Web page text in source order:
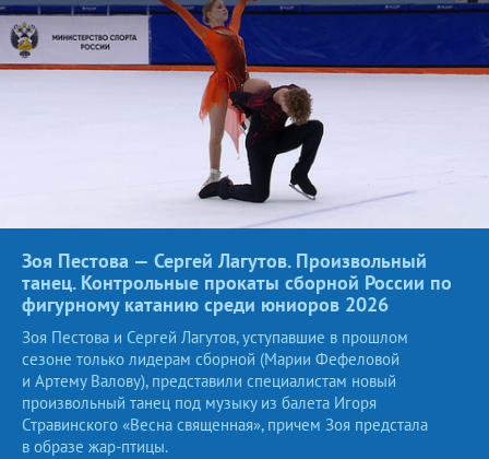
Зоя Пестова — Сергей Лагутов. Произвольный
танец. Контрольные прокаты сборной России по
фигурному катанию среди юниоров 2026
Зоя Пестова и Сергей Лагутов, уступавшие в прошлом
сезоне только лидерам сборной (Марии Фефеловой
и Артему Валову), представили специалистам новый
произвольный танец под музыку из балета Игоря
Стравинского «Весна священная», причем Зоя предстала
в образе жар-птицы.